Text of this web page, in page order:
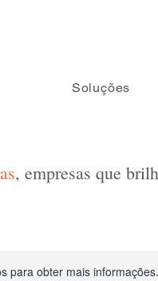
Soluções
para obter mais informações.
, empresas que